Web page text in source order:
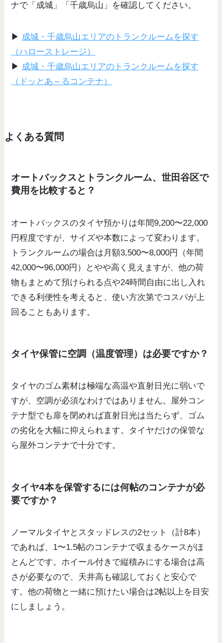
ナで「成城」「千歳烏山」を確認してください。
▶ 成城・千歳烏山エリアのトランクルームを探す
（ハローストレージ）
▶ 成城・千歳烏山エリアのトランクルームを探す
（ドッとあ～るコンテナ）
よくある質問
オートバックスとトランクルーム、世田谷区で
費用を比較すると？
オートバックスのタイヤ預かりは年間9,200〜22,000
円程度ですが、サイズや本数によって変わります。
トランクルームの場合は月額3,500〜8,000円（年間
42,000〜96,000円）とやや高く見えますが、他の荷
物もまとめて預けられる点や24時間自由に出し入れ
できる利便性を考えると、使い方次第でコスパが上
回ることもあります。
タイヤ保管に空調（温度管理）は必要ですか？
タイヤのゴム素材は極端な高温や直射日光に弱いで
すが、空調が必須なわけではありません。屋外コン
テナ型でも扉を閉めれば直射日光は当たらず、ゴム
の劣化を大幅に抑えられます。タイヤだけの保管な
ら屋外コンテナで十分です。
タイヤ4本を保管するには何帖のコンテナが必
要ですか？
ノーマルタイヤとスタッドレスの2セット（計8本）
であれば、1〜1.5帖のコンテナで収まるケースがほ
とんどです。ホイール付きで縦積みにする場合は高
さが必要なので、天井高も確認しておくと安心で
す。他の荷物と一緒に預けたい場合は2帖以上を目安
にしましょう。